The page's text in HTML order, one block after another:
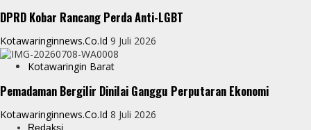
DPRD Kobar Rancang Perda Anti-LGBT
Kotawaringinnews.co.id 9 Juli 2026
Kotawaringin Barat
Pemadaman Bergilir Dinilai Ganggu Perputaran Ekonomi
Kotawaringinnews.co.id 8 Juli 2026
Redaksi